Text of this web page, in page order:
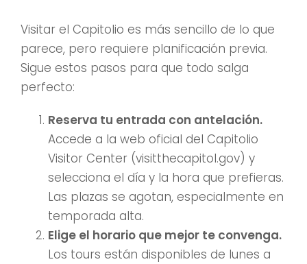
Visitar el Capitolio es más sencillo de lo que
parece, pero requiere planificación previa.
Sigue estos pasos para que todo salga
perfecto:
Reserva tu entrada con antelación.
Accede a la web oficial del Capitolio
Visitor Center (visitthecapitol.gov) y
selecciona el día y la hora que prefieras.
Las plazas se agotan, especialmente en
temporada alta.
Elige el horario que mejor te convenga.
Los tours están disponibles de lunes a